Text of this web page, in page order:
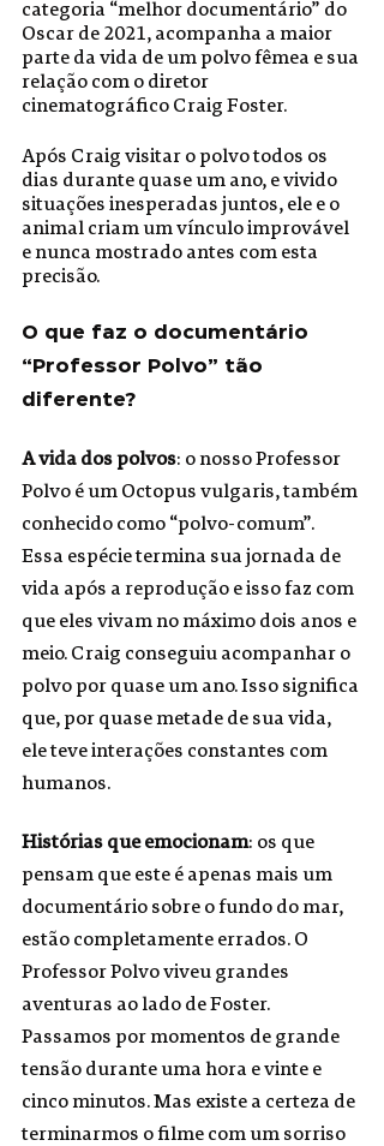
categoria “melhor documentário” do
Oscar de 2021, acompanha a maior
parte da vida de um polvo fêmea e sua
relação com o diretor
cinematográfico Craig Foster.
Após Craig visitar o polvo todos os
dias durante quase um ano, e vivido
situações inesperadas juntos, ele e o
animal criam um vínculo improvável
e nunca mostrado antes com esta
precisão.
O que faz o documentário
“Professor Polvo” tão
diferente?
A vida dos polvos: o nosso Professor
Polvo é um Octopus vulgaris, também
conhecido como “polvo-comum”.
Essa espécie termina sua jornada de
vida após a reprodução e isso faz com
que eles vivam no máximo dois anos e
meio. Craig conseguiu acompanhar o
polvo por quase um ano. Isso significa
que, por quase metade de sua vida,
ele teve interações constantes com
humanos.
Histórias que emocionam: os que
pensam que este é apenas mais um
documentário sobre o fundo do mar,
estão completamente errados. O
Professor Polvo viveu grandes
aventuras ao lado de Foster.
Passamos por momentos de grande
tensão durante uma hora e vinte e
cinco minutos. Mas existe a certeza de
terminarmos o filme com um sorriso